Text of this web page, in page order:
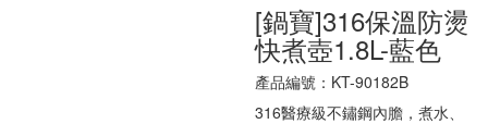
[鍋寶]316保溫防燙
快煮壺1.8L-藍色
產品編號：KT-90182B
316醫療級不鏽鋼內膽，煮水、